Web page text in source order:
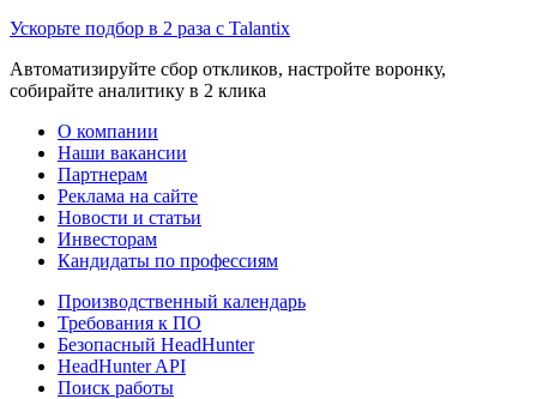
Ускорьте подбор в 2 раза с Talantix
Автоматизируйте сбор откликов, настройте воронку,
собирайте аналитику в 2 клика
О компании
Наши вакансии
Партнерам
Реклама на сайте
Новости и статьи
Инвесторам
Кандидаты по профессиям
Производственный календарь
Требования к ПО
Безопасный HeadHunter
HeadHunter API
Поиск работы